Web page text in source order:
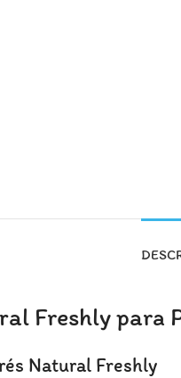
Freshly para
Natural Freshly